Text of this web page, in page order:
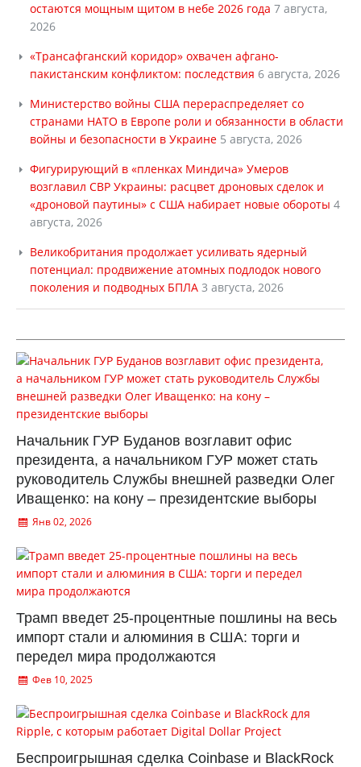
остаются мощным щитом в небе 2026 года 7 августа,
2026
«Трансафганский коридор» охвачен афгано-
пакистанским конфликтом: последствия 6 августа, 2026
Министерство войны США перераспределяет со
странами НАТО в Европе роли и обязанности в области
войны и безопасности в Украине 5 августа, 2026
Фигурирующий в «пленках Миндича» Умеров
возглавил СВР Украины: расцвет дроновых сделок и
«дроновой паутины» с США набирает новые обороты 4
августа, 2026
Великобритания продолжает усиливать ядерный
потенциал: продвижение атомных подлодок нового
поколения и подводных БПЛА 3 августа, 2026
Начальник ГУР Буданов возглавит офис
президента, а начальником ГУР может стать
руководитель Службы внешней разведки Олег
Иващенко: на кону – президентские выборы
Янв 02, 2026
Трамп введет 25-процентные пошлины на весь
импорт стали и алюминия в США: торги и
передел мира продолжаются
Фев 10, 2025
Беспроигрышная сделка Coinbase и BlackRock